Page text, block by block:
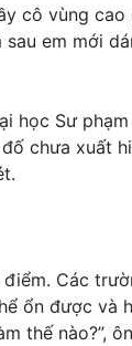
cô vùng
em mới
học Sư
chưa xuất
Các
ổn được
thế nào?”,